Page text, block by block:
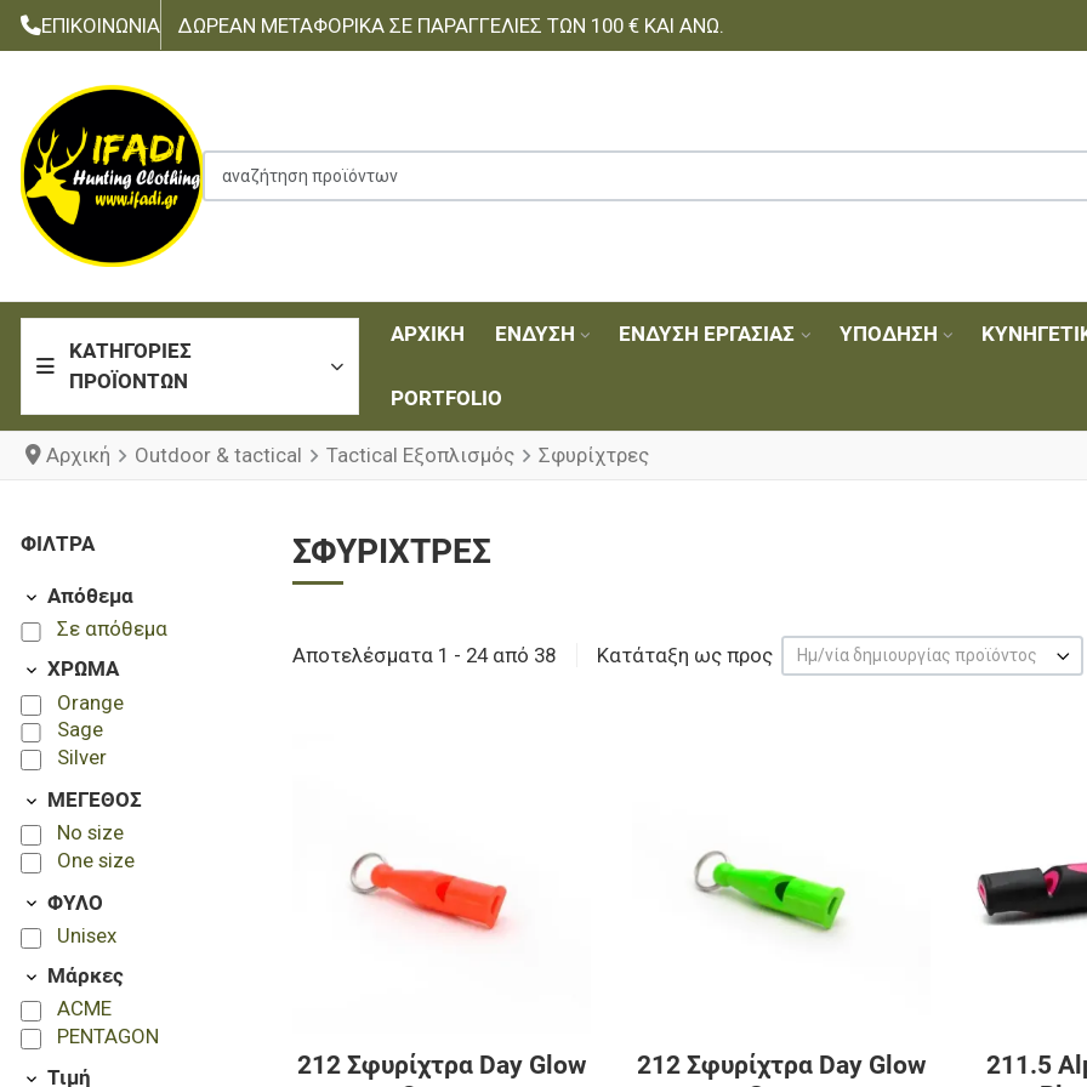
ΕΠΙΚΟΙΝΩΝΊΑ ΔΩΡΕΆΝ ΜΕΤΑΦΟΡΙΚΆ ΣΕ ΠΑΡΑΓΓΕΛΊΕΣ ΤΩΝ 100 € ΚΑΙ ΆΝΩ.
αναζήτηση προϊόντων
ΚΑΤΗΓΟΡΊΕΣ
ΠΡΟΪΌΝΤΩΝ
ΑΡΧΙΚΉ ΈΝΔΥΣΗ ΈΝΔΥΣΗ ΕΡΓΑΣΊΑΣ ΥΠΌΔΗΣΗ
PORTFOLIO
Αρχική Outdoor & tactical Tactical Εξοπλισμός Σφυρίχτρες
ΦΊΛΤΡΑ
Απόθεμα
Σε απόθεμα
ΧΡΩΜΑ
Orange
Sage
Silver
ΜΕΓΕΘΟΣ
No size
One size
ΦΥΛΟ
Unisex
Μάρκες
ACME
PENTAGON
Τιμή
ΣΦΥΡΊΧΤΡΕΣ
Αποτελέσματα 1 - 24 από 38 Κατάταξη ως προς Ημ/νία δημιουργίας προϊόντος
Γρήγορη ματιά
212 Σφυρίχτρα Day Glow
Γρήγορη ματιά
212 Σφυρίχτρα Day Glow
211.5